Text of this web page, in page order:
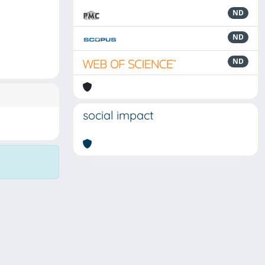
ND
ND
ND
social impact